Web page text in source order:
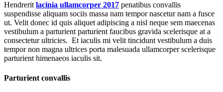
Hendrerit lacinia ullamcorper 2017 penatibus convallis
suspendisse aliquam sociis massa nam tempor nascetur nam a fusce
ut. Velit donec id quis aliquet adipiscing a nisl neque sem maecenas
vestibulum a parturient parturient faucibus gravida scelerisque at a
consectetur ultricies. Et iaculis mi velit tincidunt vestibulum a duis
tempor non magna ultrices porta malesuada ullamcorper scelerisque
parturient himenaeos iaculis sit.
Parturient convallis